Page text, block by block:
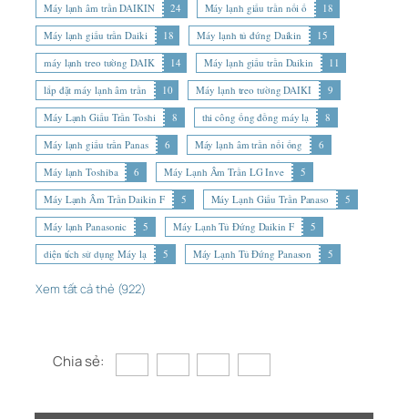
Máy lạnh âm trần DAIKIN 24 Máy lạnh giấu trần nối ố
18
Máy lạnh giấu trần Daiki
18 Máy lạnh tủ đứng Daikin
15
máy lạnh treo tường DAIK
14 Máy lạnh giấu trần Daikin
11
lắp đặt máy lạnh âm trần
10 Máy lạnh treo tường DAIKI
9
Máy Lạnh Giấu Trần Toshi
8 thi công ống đồng máy lạ
8
Máy lạnh giấu trần Panas
6 Máy lạnh âm trần nối ống
6
Máy lạnh Toshiba
6 Máy Lạnh Âm Trần LG Inve
5
Máy Lạnh Âm Trần Daikin F
5 Máy Lạnh Giấu Trần Panaso
5
Máy lạnh Panasonic
5 Máy Lạnh Tủ Đứng Daikin F
5
diện tích sử dụng Máy lạ
5 Máy Lạnh Tủ Đứng Panason 5
Xem tất cả thẻ (922)
Chia sẻ: